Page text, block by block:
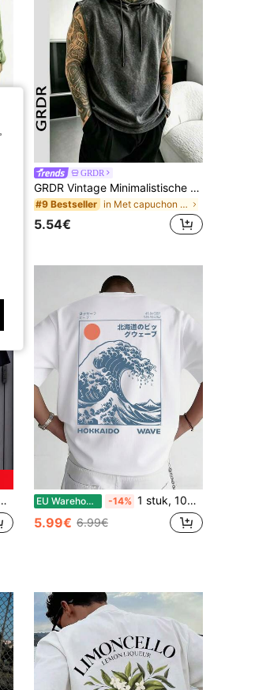
GRDR
GRDR Vintage Minimalistische Hoodie Vest voor Heren, effen kleur, gewassen en verweerd, casual, losvallend en veelzijdig.
#9 Bestseller in Met capuchon Heren tanktops
5.54€
EU Warehouse -14% 1 stuk, 100% katoen. Ruimvallend katoenen shirt, korte mouwen, ronde hals, zacht en ademend, met onder andere afbeeldingen van Hokkaido Big Wave, HOKKAIDO WAVE, enz.
5.99€ 6.99€